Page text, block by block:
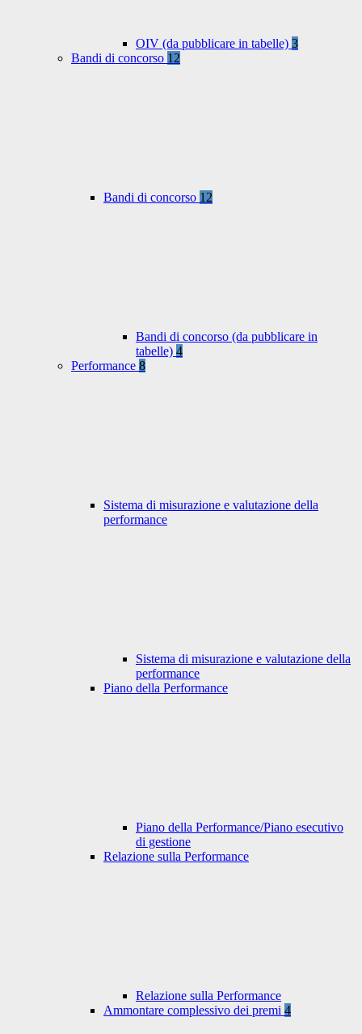
OIV (da pubblicare in tabelle) 3
Bandi di concorso 12
Bandi di concorso 12
Bandi di concorso (da pubblicare in
tabelle) 4
Performance 8
Sistema di misurazione e valutazione della
performance
Sistema di misurazione e valutazione della
performance
Piano della Performance
Piano della Performance/Piano esecutivo
di gestione
Relazione sulla Performance
Relazione sulla Performance
Ammontare complessivo dei premi 4